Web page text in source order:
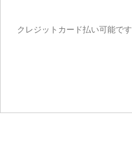
クレジットカード払い可能です